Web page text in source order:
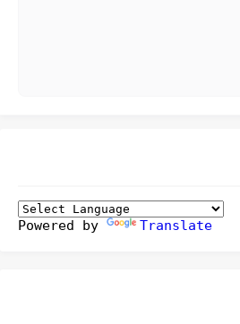
Powered by Translate